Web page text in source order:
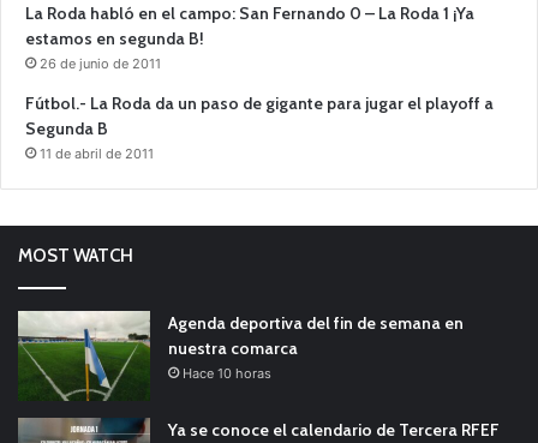
La Roda habló en el campo: San Fernando 0 – La Roda 1 ¡Ya
estamos en segunda B!
26 de junio de 2011
Fútbol.- La Roda da un paso de gigante para jugar el playoff a
Segunda B
11 de abril de 2011
MOST WATCH
Agenda deportiva del fin de semana en
nuestra comarca
Hace 10 horas
Ya se conoce el calendario de Tercera RFEF